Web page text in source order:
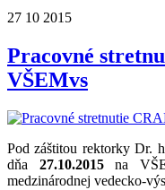
27 10 2015
Pracovné
VŠEMvs
Pod záštitou rektorky Dr.
dňa 27.10.2015na
medzinárodnej vedecko-